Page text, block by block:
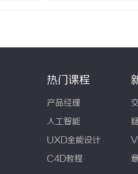
热门课程
产品经理
人工智能
UXD全能设计
C4D教程